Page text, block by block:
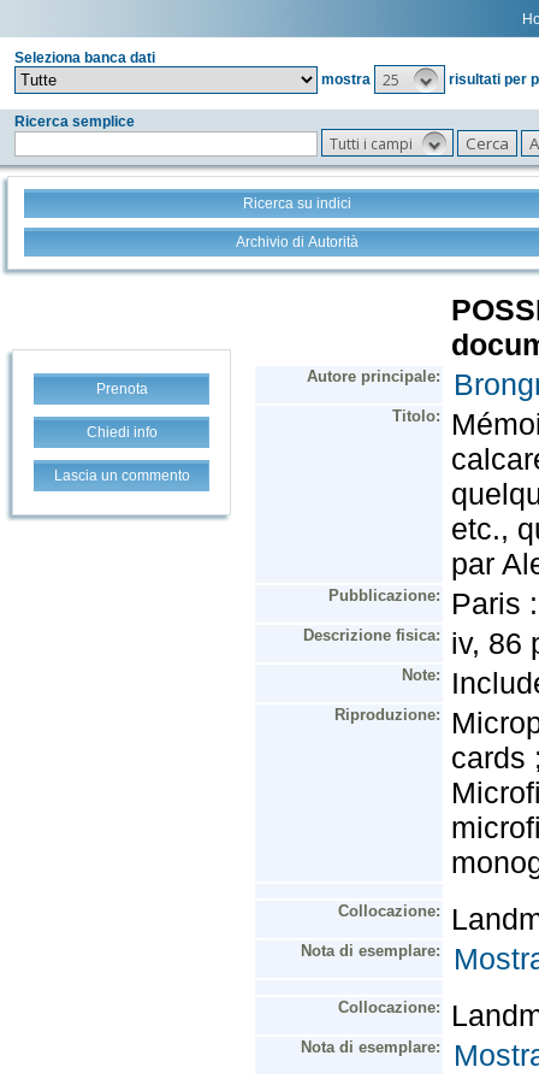
Seleziona banca dati
mostra
25 risultati per
Ricerca semplice
Tutti i campi
Ricerca su indici
Archivio di Autorità
Prenota
Chiedi info
Lascia un commento